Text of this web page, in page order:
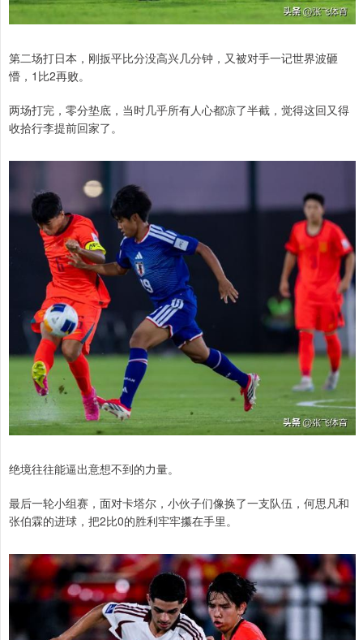
第二场打日本，刚扳平比分没高兴几分钟，又被对手一记世界波砸
懵，1比2再败。
两场打完，零分垫底，当时几乎所有人心都凉了半截，觉得这回又得
收拾行李提前回家了。
绝境往往能逼出意想不到的力量。
最后一轮小组赛，面对卡塔尔，小伙子们像换了一支队伍，何思凡和
张伯霖的进球，把2比0的胜利牢牢攥在手里。